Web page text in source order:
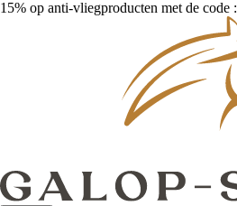
15% op anti-vliegproducten met de code :